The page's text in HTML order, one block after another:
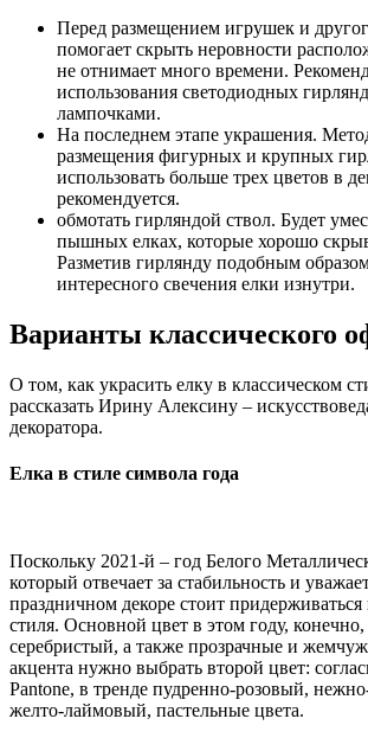
Перед размещением игрушек и
помогает скрыть неровности
не отнимает много времени.
использования светодиодных
лампочками.
На последнем этапе украшения.
размещения фигурных и крупных
использовать больше трех цветов в
рекомендуется.
обмотать гирляндой ствол. Будет
пышных елках, которые хорошо
Разметив гирлянду подобным
интересного свечения елки изнутри.
Варианты классического
О том, как украсить елку в классическом
рассказать Ирину Алексину –
декоратора.
Елка в стиле символа года
Поскольку 2021-й – год Белого
который отвечает за стабильность и
праздничном декоре стоит придерживаться
стиля. Основной цвет в этом году,
серебристый, а также прозрачные и
акцента нужно выбрать второй цвет:
Pantone, в тренде пудренно-розовый,
желто-лаймовый, пастельные цвета.